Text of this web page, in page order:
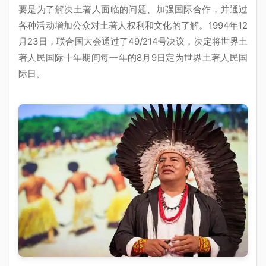
要是为了解决土著人面临的问题、加强国际合作，并通过
各种活动增加公众对土著人权利和文化的了解。1994年12
月23日，联合国大会通过了49/214号决议，决定将世界土
著人民国际十年期间每一年的8月9日定为世界土著人民国
际日。